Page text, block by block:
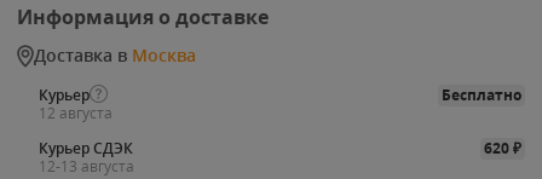
Информация о доставке
Доставка в Москва
Курьер
Бесплатно
12 августа
Курьер СДЭК
620₽
12-13 августа